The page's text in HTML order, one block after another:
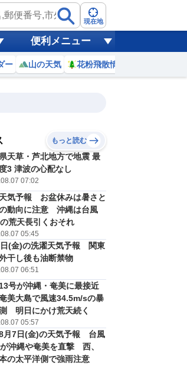
現在地
便利メニュー
ー 山の天気 花粉飛散情報
8日(土)
0
0ミリ
29℃
7m/s
1
0ミリ
29℃
6m/s
0 ミリ
29
6
0
6
もっと読む
天草・芦北地方で地震 最
3 津波の心配なし
07:02
気予報 お盆休みは暑さと
動向に注意 沖縄は台風
荒天長引くおそれ
05:45
(金)の洗濯天気予報 関東
干し後も油断禁物
06:51
号が沖縄・奄美に最接近
美大島で風速34.5m/sの暴
明日にかけ荒天続く
05:57
月7日(金)の天気予報 台風
沖縄や奄美を直撃 西、
の太平洋側で強雨注意